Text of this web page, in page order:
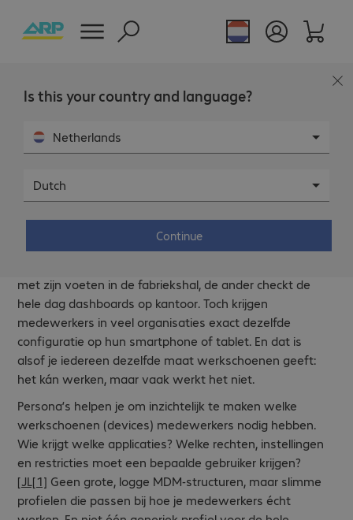
Is this your country and language?
Netherlands
Dutch
Continue
Slimmer Mobile Device Management
(MDM) dankzij persona’s.
met zijn voeten in de fabriekshal, de ander checkt de
hele dag dashboards op kantoor. Toch krijgen
medewerkers in veel organisaties exact dezelfde
configuratie op hun smartphone of tablet. En dat is
alsof je iedereen dezelfde maat werkschoenen geeft:
het kán werken, maar vaak werkt het niet.
Persona’s helpen je om inzichtelijk te maken welke
werkschoenen (devices) medewerkers nodig hebben.
Wie krijgt welke applicaties? Welke rechten, instellingen
en restricties moet een bepaalde gebruiker krijgen?
[JL[1] Geen grote, logge MDM-structuren, maar slimme
profielen die passen bij hoe je medewerkers écht